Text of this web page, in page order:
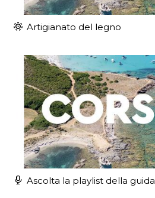
Artigianato del legno
Ascolta la playlist della guida